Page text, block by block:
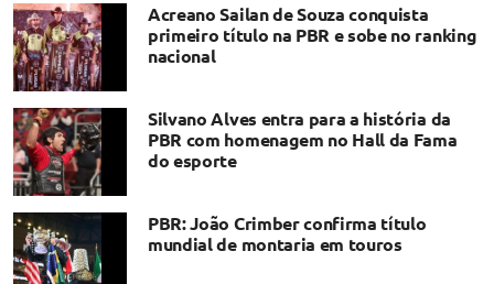
Acreano Sailan de Souza conquista
primeiro título na PBR e sobe no ranking
nacional
Silvano Alves entra para a história da
PBR com homenagem no Hall da Fama
do esporte
​PBR: João Crimber confirma título
mundial de montaria em touros